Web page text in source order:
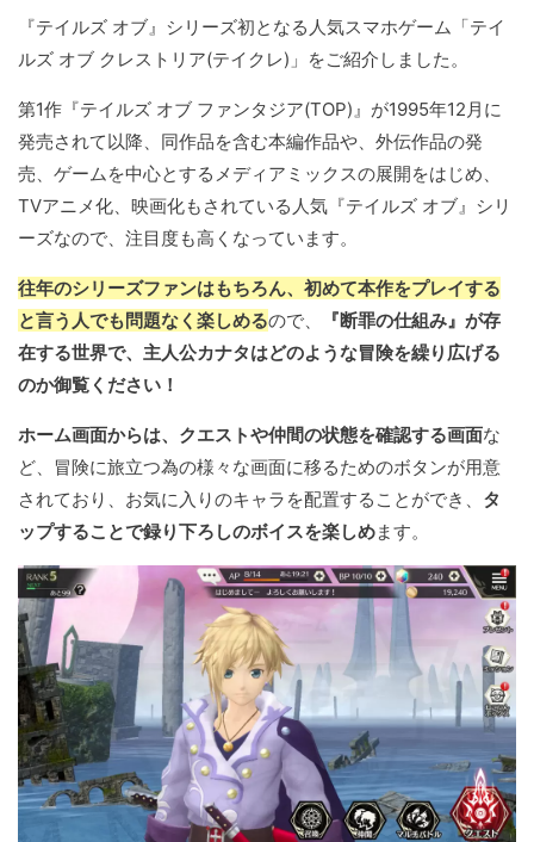
『テイルズ オブ』シリーズ初となる人気スマホゲーム「テイ
ルズ オブ クレストリア(テイクレ)」をご紹介しました。
第1作『テイルズ オブ ファンタジア(TOP)』が1995年12月に
発売されて以降、同作品を含む本編作品や、外伝作品の発
売、ゲームを中心とするメディアミックスの展開をはじめ、
TVアニメ化、映画化もされている人気『テイルズ オブ』シリ
ーズなので、注目度も高くなっています。
往年のシリーズファンはもちろん、初めて本作をプレイする
と言う人でも問題なく楽しめるので、
『断罪の仕組み』が存
在する世界で、主人公カナタはどのような冒険を繰り広げる
のか御覧ください！
ホーム画面からは、クエストや仲間の状態を確認する画面な
ど、冒険に旅立つ為の様々な画面に移るためのボタンが用意
されており、お気に入りのキャラを配置することができ、 タ
ップすることで録り下ろしのボイスを楽しめます。